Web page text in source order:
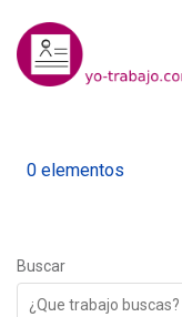
Pasar
contenido
0 elementos
Buscar